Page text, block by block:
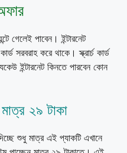
গেলেই পাবেন। ইন্টারনেট
সরবরাহ করে থাকে। স্ক্রার্চ কার্ড
ইন্টারনেট কিনতে পারবেন কোন
২৯ টাকা
দিচ্ছে শুধু মাত্র এই প্যাকটি এখানে